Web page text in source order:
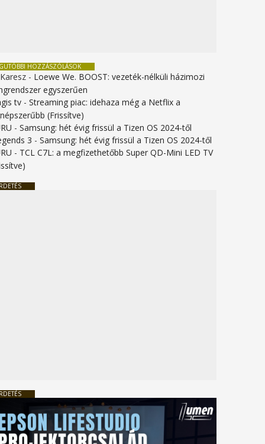
HOZZÁSZÓLÁSOK
- Loewe We. BOOST: vezeték-nélküli házimozi
egyszerűen
tv -Streaming piac: idehaza még a Netflix a
(Frissítve)
-Samsung: hét évig frissül a Tizen OS 2024-től
3 -Samsung: hét évig frissül a Tizen OS 2024-től
- TCL C7L: a megfizethetőbb Super QD-Mini LED TV